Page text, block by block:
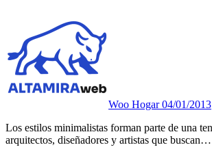
Woo Hogar04/01/2013
Los estilos minimalistas forman parte de una tendencia de
arquitectos, diseñadores y artistas que buscan…